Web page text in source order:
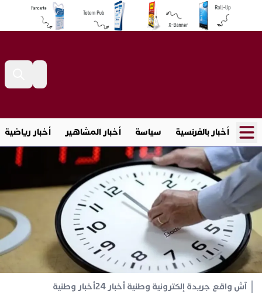
أخبار بالفرنسية سياسة أخبار المشاهير أخبار رياضية
آش واقع جريدة إلكترونية وطنية أخبار 24 أخبار وطنية